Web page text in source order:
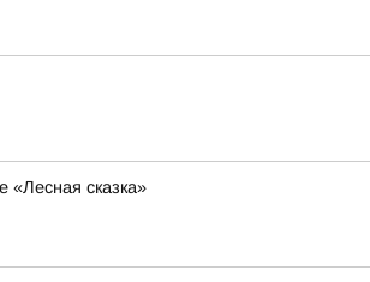
«Лесная сказка»